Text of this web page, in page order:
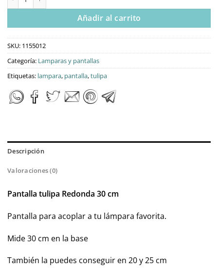
Añadir al carrito
SKU: 1155012
Categoría: Lamparas y pantallas
Etiquetas: lampara, pantalla,tulipa
Descripción
Valoraciones (0)
Pantalla tulipa Redonda 30 cm
Pantalla para acoplar a tu lámpara favorita.
Mide 30 cm en la base
También la puedes conseguir en 20 y 25 cm